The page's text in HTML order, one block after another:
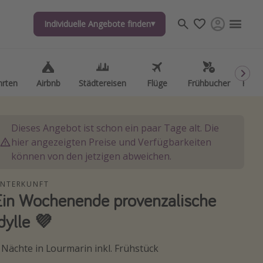
Individuelle Angebote finden
Airbnb Städtereisen Flüge Frühbucher
Individuelle Angebote finden
Airbnb Städtereisen Flüge Frühbucher
Dieses Angebot ist schon ein paar Tage alt. Die
hier angezeigten Preise und Verfügbarkeiten
können von den jetzigen abweichen.
Wochenende provenzalische
💜
Nächte in Lourmarin inkl. Frühstück